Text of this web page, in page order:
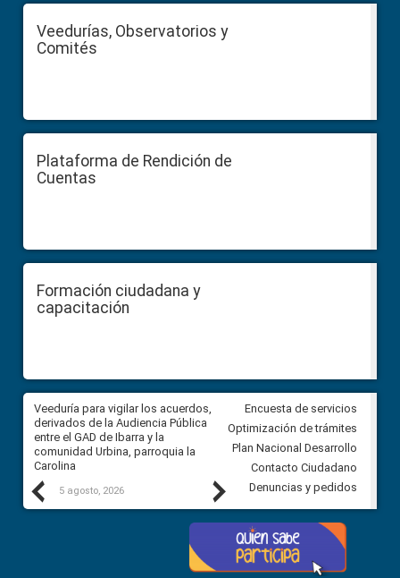
Veedurías, Observatorios y
Comités
Plataforma de Rendición de
Cuentas
Formación ciudadana y
capacitación
Previous
Veeduría para vigilar los acuerdos,
derivados de la Audiencia Pública
entre el GAD de Ibarra y la
comunidad Urbina, parroquia la
Carolina
5 agosto, 2026
CPCCS convoca a Veeduría
Ciudadana para vigilar el
5 agosto, 2026
Next
Encuesta de servicios
Optimización de trámites
Plan Nacional Desarrollo
Contacto Ciudadano
Denuncias y pedidos